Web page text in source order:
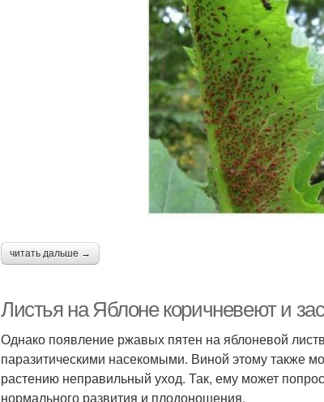
читать дальше →
Листья на Яблоне коричневеют и
Однако появление ржавых пятен на яблоневой
паразитическими насекомыми. Виной этому также
растению неправильный уход. Так, ему может
нормального развития и плодоношения.